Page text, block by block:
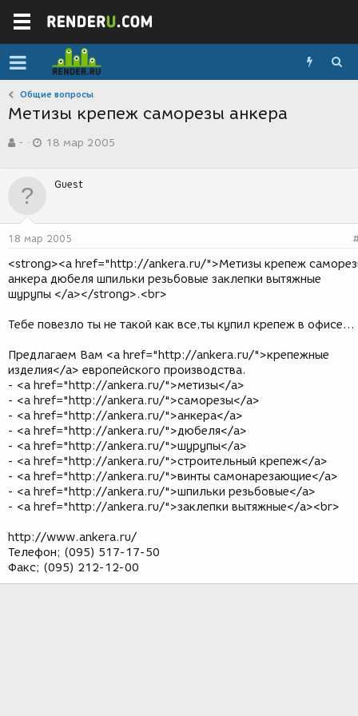
Общие вопросы
Метизы крепеж саморезы анкера
в
р
м
-
а
д
н
и
я
18 мар 2005
Guest
18 мар 2005
<strong><a href="http://ankera.ru/">Метизы крепеж
анкера дюбеля шпильки резьбовые заклепки вытяжные
шурупы </a></strong>.<br>
Тебе повезло ты не такой как все,ты купил крепеж в офисе...
Предлагаем Вам <a href="http://ankera.ru/">крепежные
изделия</a> европейского производства.
- <a href="http://ankera.ru/">метизы</a>
- <a href="http://ankera.ru/">саморезы</a>
- <a href="http://ankera.ru/">анкера</a>
- <a href="http://ankera.ru/">дюбеля</a>
- <a href="http://ankera.ru/">шурупы</a>
- <a href="http://ankera.ru/">строительный крепеж</a>
- <a href="http://ankera.ru/">винты самонарезающие</a>
- <a href="http://ankera.ru/">шпильки резьбовые</a>
- <a href="http://ankera.ru/">заклепки вытяжные</a><br>
http://www.ankera.ru/
Телефон; (095) 517-17-50
Факс; (095) 212-12-00